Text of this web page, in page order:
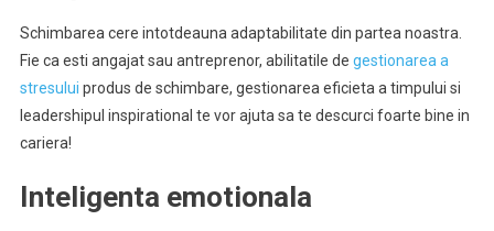
Schimbarea cere intotdeauna adaptabilitate din partea noastra.
Fie ca esti angajat sau antreprenor, abilitatile de gestionarea a
stresului produs de schimbare, gestionarea eficieta a timpului si
leadershipul inspirational te vor ajuta sa te descurci foarte bine in
cariera!
Inteligenta emotionala